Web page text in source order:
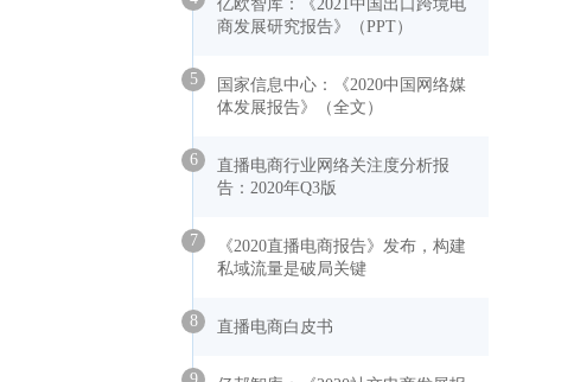
亿欧智库：《2021中国出口跨境电
商发展研究报告》（PPT）
5
国家信息中心：《2020中国网络媒
体发展报告》（全文）
6
直播电商行业网络关注度分析报
告：2020年Q3版
7
《2020直播电商报告》发布，构建
私域流量是破局关键
8 直播电商白皮书